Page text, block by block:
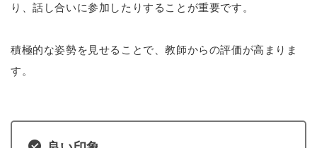
り、話し合いに参加したりすることが重要です。
積極的な姿勢を見せることで、教師からの評価が高まりま
す。